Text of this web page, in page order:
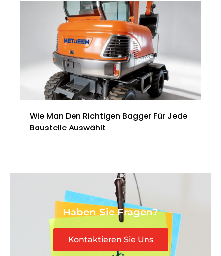
Wie Man Den Richtigen Bagger Für Jede
Baustelle Auswählt
Haben Sie Fragen?
Kontaktieren Sie Uns